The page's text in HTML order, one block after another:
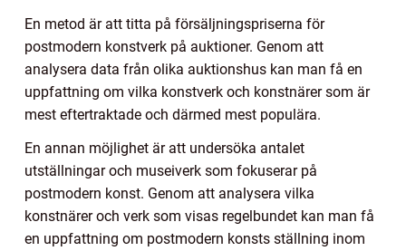
En metod är att titta på försäljningspriserna för
postmodern konstverk på auktioner. Genom att
analysera data från olika auktionshus kan man få en
uppfattning om vilka konstverk och konstnärer som är
mest eftertraktade och därmed mest populära.
En annan möjlighet är att undersöka antalet
utställningar och museiverk som fokuserar på
postmodern konst. Genom att analysera vilka
konstnärer och verk som visas regelbundet kan man få
en uppfattning om postmodern konsts ställning inom